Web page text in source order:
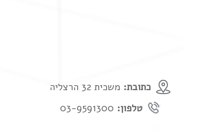
כתובת: משכית 32 הרצליה
טלפון: